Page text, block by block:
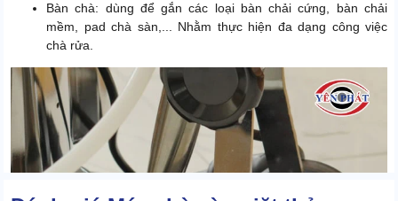
Bàn chà: dùng để gắn các loại bàn chải cứng, bàn chải
mềm, pad chà sàn,... Nhằm thực hiện đa dạng công việc
chà rửa.